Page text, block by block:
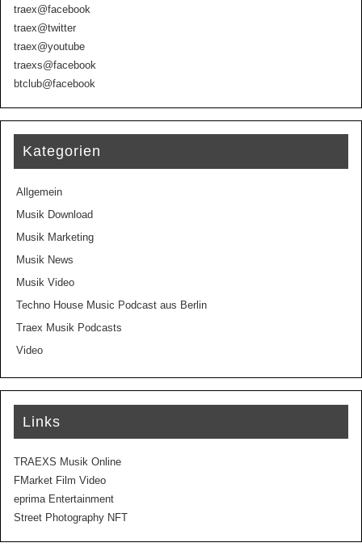
traex@facebook
traex@twitter
traex@youtube
traexs@facebook
btclub@facebook
Kategorien
Allgemein
Musik Download
Musik Marketing
Musik News
Musik Video
Techno House Music Podcast aus Berlin
Traex Musik Podcasts
Video
Links
TRAEXS Musik Online
FMarket Film Video
eprima Entertainment
Street Photography NFT